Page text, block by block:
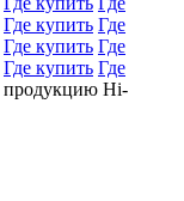
Где купить Где
Где купить Где
Где купить Где
продукцию Hi-